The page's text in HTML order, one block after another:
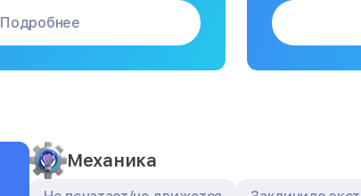
Подробнее
Механика